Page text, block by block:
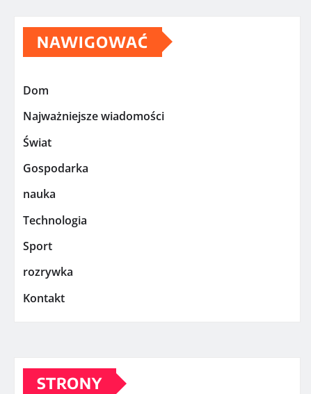
NAWIGOWAĆ
Dom
Najważniejsze wiadomości
Świat
Gospodarka
nauka
Technologia
Sport
rozrywka
Kontakt
STRONY